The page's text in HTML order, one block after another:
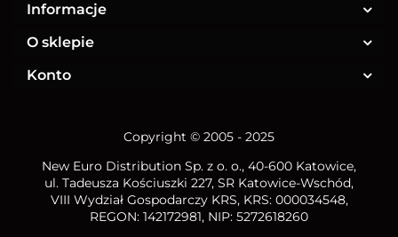
Informacje
O sklepie
Konto
Copyright © 2005 - 2025
New Euro Distribution Sp. z o. o., 40-600 Katowice,
ul. Tadeusza Kościuszki 227, SR Katowice-Wschód,
VIII Wydział Gospodarczy KRS, KRS: 000034548,
REGON: 142172981, NIP: 5272618260